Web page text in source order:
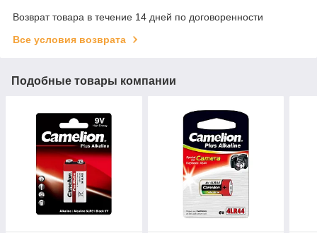
Возврат товара в течение 14 дней по договоренности
Все условия возврата
Подобные товары компании